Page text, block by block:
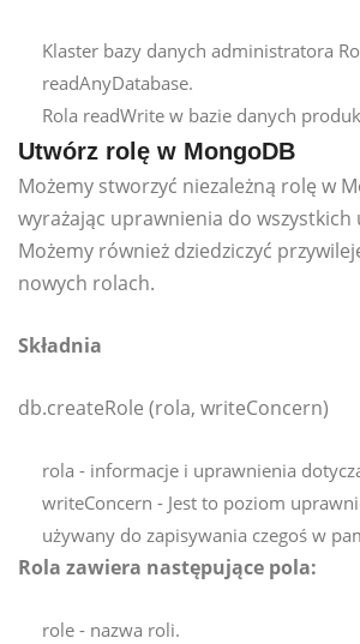
Klaster bazy danych administratora
readAnyDatabase.
Rola readWrite w bazie danych
Utwórz rolę w MongoDB
Możemy stworzyć niezależną rolę w
wyrażając uprawnienia do wszystkich
Możemy również dziedziczyć
nowych rolach.
Składnia
db.createRole (rola, writeConcern)
rola - informacje i uprawnienia
writeConcern - Jest to poziom
używany do zapisywania czegoś w
Rola zawiera następujące pola:
role - nazwa roli.